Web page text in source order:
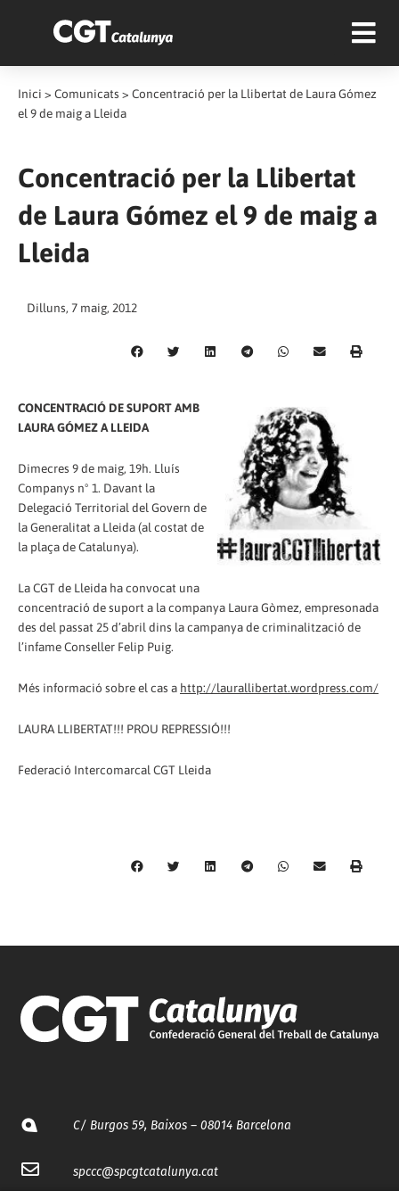
Inici > Comunicats > Concentració per la Llibertat de Laura Gómez
el 9 de maig a Lleida
Concentració per la Llibertat
de Laura Gómez el 9 de maig a
Lleida
Dilluns, 7 maig, 2012
CONCENTRACIÓ DE SUPORT AMB
LAURA GÓMEZ A LLEIDA
Dimecres 9 de maig, 19h. Lluís
Companys nº 1. Davant la
Delegació Territorial del Govern de
la Generalitat a Lleida (al costat de
la plaça de Catalunya).
La CGT de Lleida ha convocat una
concentració de suport a la companya Laura Gòmez, empresonada
des del passat 25 d’abril dins la campanya de criminalització de
l’infame Conseller Felip Puig.
Més informació sobre el cas a http://laurallibertat.wordpress.com/
LAURA LLIBERTAT!!! PROU REPRESSIÓ!!!
Federació Intercomarcal CGT Lleida
C/ Burgos 59, Baixos – 08014 Barcelona
spccc@spcgtcatalunya.cat